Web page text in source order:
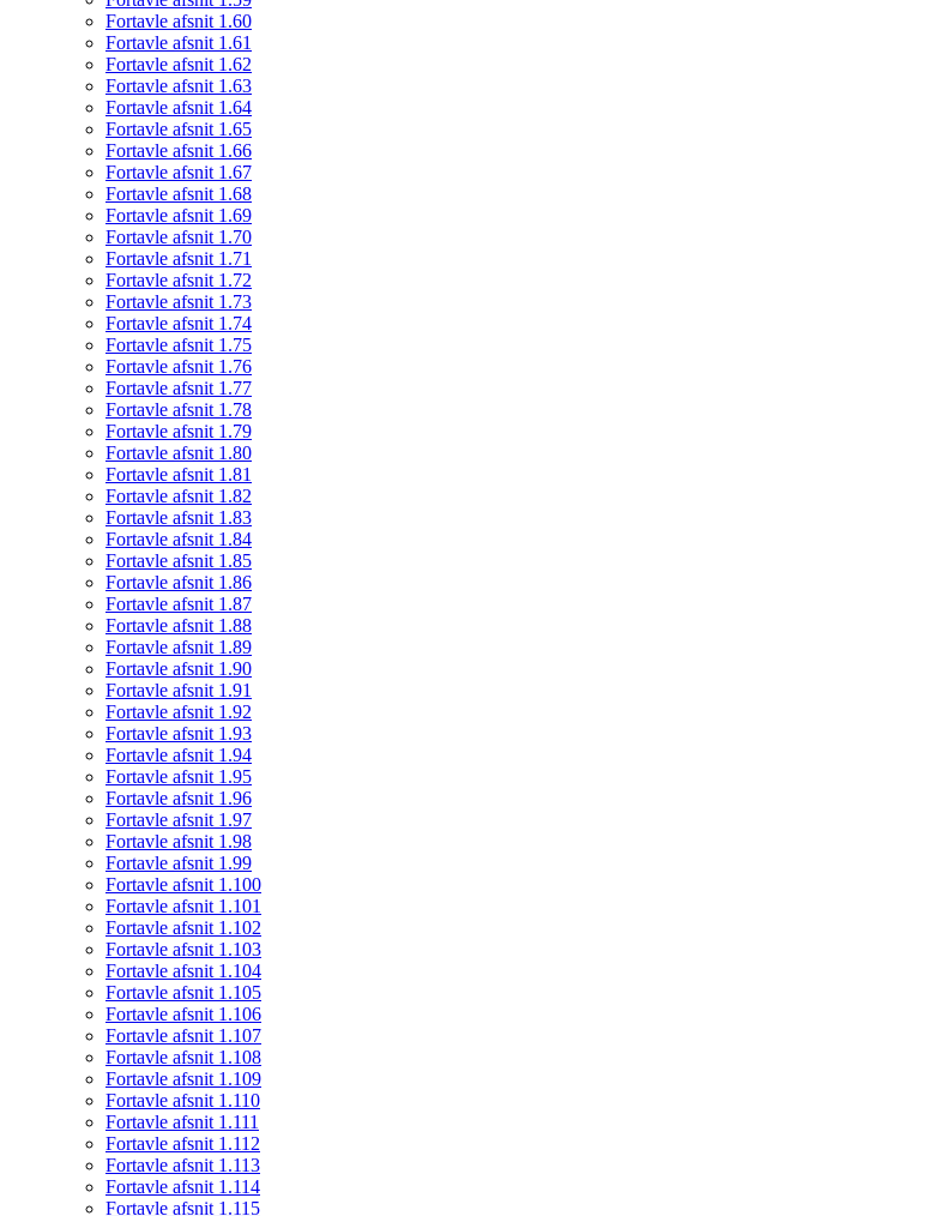
Fortavle afsnit 1.60
Fortavle afsnit 1.61
Fortavle afsnit 1.62
Fortavle afsnit 1.63
Fortavle afsnit 1.64
Fortavle afsnit 1.65
Fortavle afsnit 1.66
Fortavle afsnit 1.67
Fortavle afsnit 1.68
Fortavle afsnit 1.69
Fortavle afsnit 1.70
Fortavle afsnit 1.71
Fortavle afsnit 1.72
Fortavle afsnit 1.73
Fortavle afsnit 1.74
Fortavle afsnit 1.75
Fortavle afsnit 1.76
Fortavle afsnit 1.77
Fortavle afsnit 1.78
Fortavle afsnit 1.79
Fortavle afsnit 1.80
Fortavle afsnit 1.81
Fortavle afsnit 1.82
Fortavle afsnit 1.83
Fortavle afsnit 1.84
Fortavle afsnit 1.85
Fortavle afsnit 1.86
Fortavle afsnit 1.87
Fortavle afsnit 1.88
Fortavle afsnit 1.89
Fortavle afsnit 1.90
Fortavle afsnit 1.91
Fortavle afsnit 1.92
Fortavle afsnit 1.93
Fortavle afsnit 1.94
Fortavle afsnit 1.95
Fortavle afsnit 1.96
Fortavle afsnit 1.97
Fortavle afsnit 1.98
Fortavle afsnit 1.99
Fortavle afsnit 1.100
Fortavle afsnit 1.101
Fortavle afsnit 1.102
Fortavle afsnit 1.103
Fortavle afsnit 1.104
Fortavle afsnit 1.105
Fortavle afsnit 1.106
Fortavle afsnit 1.107
Fortavle afsnit 1.108
Fortavle afsnit 1.109
Fortavle afsnit 1.110
Fortavle afsnit 1.111
Fortavle afsnit 1.112
Fortavle afsnit 1.113
Fortavle afsnit 1.114
Fortavle afsnit 1.115